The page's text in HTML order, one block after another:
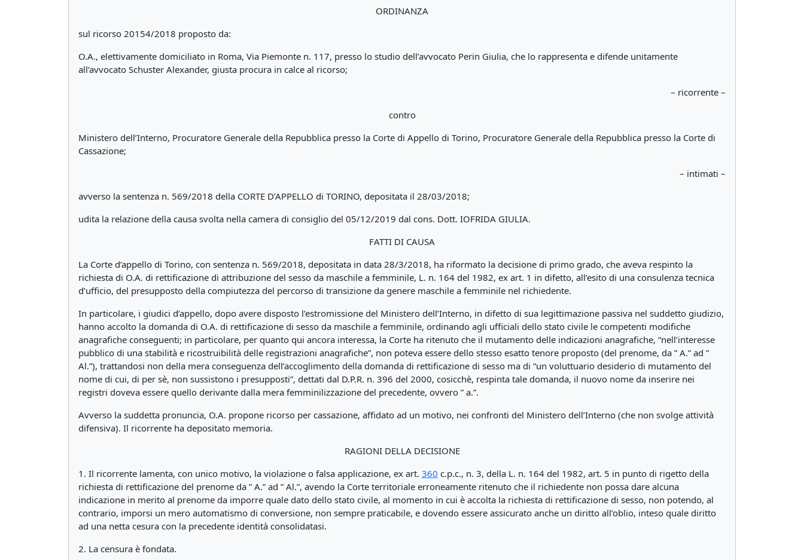
ORDINANZA
sul ricorso 20154/2018 proposto da:
O.A., elettivamente domiciliato in Roma, Via Piemonte n. 117, presso lo studio dell’avvocato Perin Giulia, che lo rappresenta e difende unitamente
all’avvocato Schuster Alexander, giusta procura in calce al ricorso;
– ricorrente –
contro
Ministero dell’Interno, Procuratore Generale della Repubblica presso la Corte di Appello di Torino, Procuratore Generale della Repubblica presso la Corte di
Cassazione;
– intimati –
avverso la sentenza n. 569/2018 della CORTE D’APPELLO di TORINO, depositata il 28/03/2018;
udita la relazione della causa svolta nella camera di consiglio del 05/12/2019 dal cons. Dott. IOFRIDA GIULIA.
FATTI DI CAUSA
La Corte d’appello di Torino, con sentenza n. 569/2018, depositata in data 28/3/2018, ha riformato la decisione di primo grado, che aveva respinto la
richiesta di O.A. di rettificazione di attribuzione del sesso da maschile a femminile, L. n. 164 del 1982, ex art. 1 in difetto, all’esito di una consulenza tecnica
d’ufficio, del presupposto della compiutezza del percorso di transizione da genere maschile a femminile nel richiedente.
In particolare, i giudici d’appello, dopo avere disposto l’estromissione del Ministero dell’Interno, in difetto di sua legittimazione passiva nel suddetto giudizio,
hanno accolto la domanda di O.A. di rettificazione di sesso da maschile a femminile, ordinando agli ufficiali dello stato civile le competenti modifiche
anagrafiche conseguenti; in particolare, per quanto qui ancora interessa, la Corte ha ritenuto che il mutamento delle indicazioni anagrafiche, “nell’interesse
pubblico di una stabilità e ricostruibilità delle registrazioni anagrafiche”, non poteva essere dello stesso esatto tenore proposto (del prenome, da ” A.” ad ”
Al.”), trattandosi non della mera conseguenza dell’accoglimento della domanda di rettificazione di sesso ma di “un voluttuario desiderio di mutamento del
nome di cui, di per sè, non sussistono i presupposti”, dettati dal D.P.R. n. 396 del 2000, cosicchè, respinta tale domanda, il nuovo nome da inserire nei
registri doveva essere quello derivante dalla mera femminilizzazione del precedente, ovvero ” a.”.
Avverso la suddetta pronuncia, O.A. propone ricorso per cassazione, affidato ad un motivo, nei confronti del Ministero dell’Interno (che non svolge attività
difensiva). Il ricorrente ha depositato memoria.
RAGIONI DELLA DECISIONE
1. Il ricorrente lamenta, con unico motivo, la violazione o falsa applicazione, ex art. 360 c.p.c., n. 3, della L. n. 164 del 1982, art. 5 in punto di rigetto della
richiesta di rettificazione del prenome da ” A.” ad ” Al.”, avendo la Corte territoriale erroneamente ritenuto che il richiedente non possa dare alcuna
indicazione in merito al prenome da imporre quale dato dello stato civile, al momento in cui è accolta la richiesta di rettificazione di sesso, non potendo, al
contrario, imporsi un mero automatismo di conversione, non sempre praticabile, e dovendo essere assicurato anche un diritto all’oblio, inteso quale diritto
ad una netta cesura con la precedente identità consolidatasi.
2. La censura è fondata.